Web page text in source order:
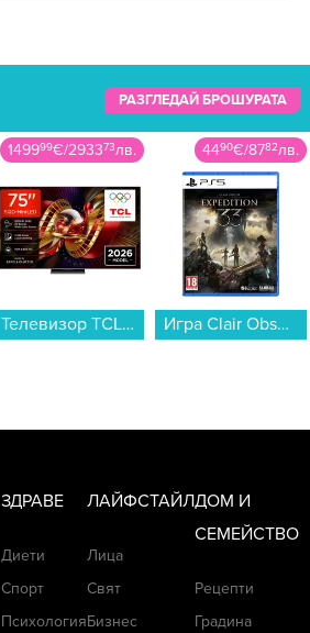
РАЗГЛЕДАЙ БРОШУРАТА
4490€/8782лв.
Игра Clair Obscur: Expedition 33 (PS5)...
47999€/93878лв.
Хладилник с фризер Whirlpool WHK 26372 X5EA1 , 370 l, D , No Frost , Инокс...
ЗДРАВЕ
Диети
Спорт
Психология
ЛАЙФСТАЙЛ
Лица
Свят
Бизнес
ДОМ И
СЕМЕЙСТВО
Рецепти
Градина